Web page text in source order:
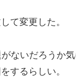
て変更した。
ないだろうか気
するらしい。